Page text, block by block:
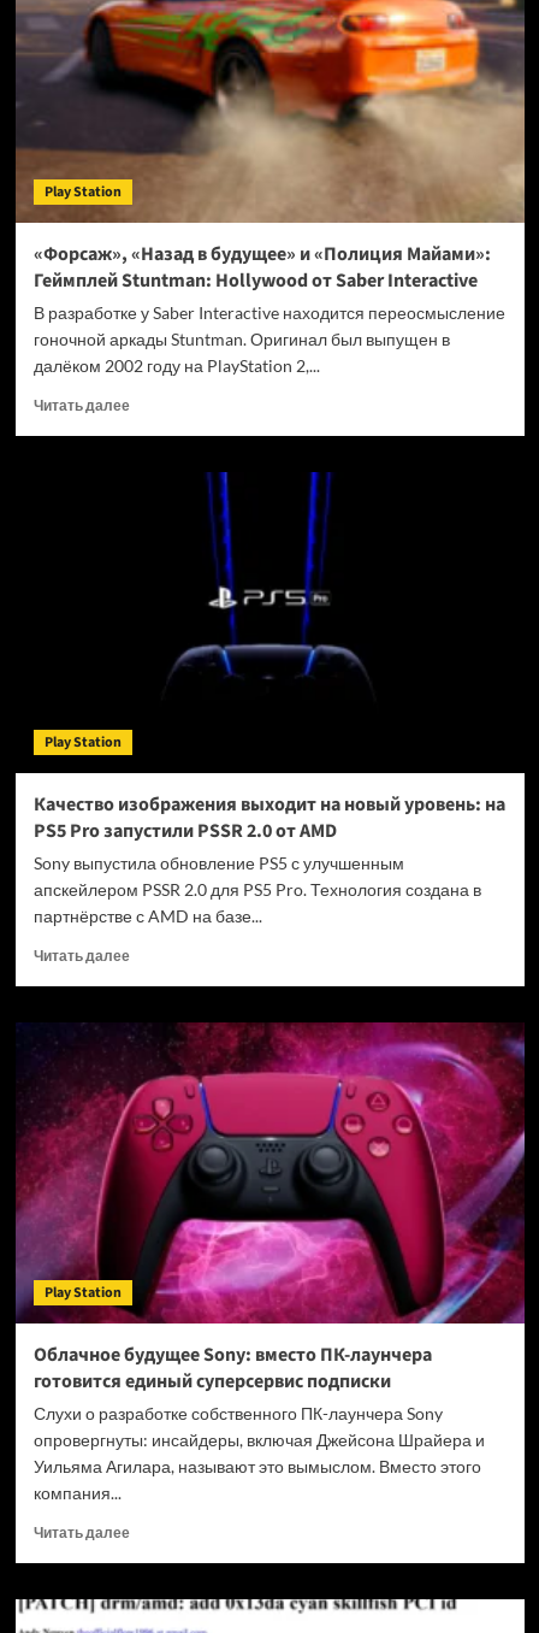
Blood
Rain
получит
откровенные
наряды
привлекательнее,
Stellar
Blade
Play Station
«Форсаж», «Назад в будущее» и «Полиция Майами»:
Геймплей Stuntman: Hollywood от Saber Interactive
В разработке у Saber Interactive находится переосмысление
гоночной аркады Stuntman. Оригинал был выпущен в
далёком 2002 году на PlayStation 2,...
Читать далееПрочитать
Stuntman:
Hollywood
Play Station
Качество изображения выходит на новый уровень: на
PS5 Pro запустили PSSR 2.0 от AMD
Sony выпустила обновление PS5 с улучшенным
апскейлером PSSR 2.0 для PS5 Pro. Технология создана в
партнёрстве с AMD на базе...
Читать далееПрочитать
Качество
изображения
выходит
на
новый
уровень:
запустили
PSSR
AMD
Play Station
Облачное будущее Sony: вместо ПК-лаунчера
готовится единый суперсервис подписки
Слухи о разработке собственного ПК-лаунчера Sony
опровергнуты: инсайдеры, включая Джейсона Шрайера и
Уильяма Агилара, называют это вымыслом. Вместо этого
компания...
Читать далееПрочитать
Облачное